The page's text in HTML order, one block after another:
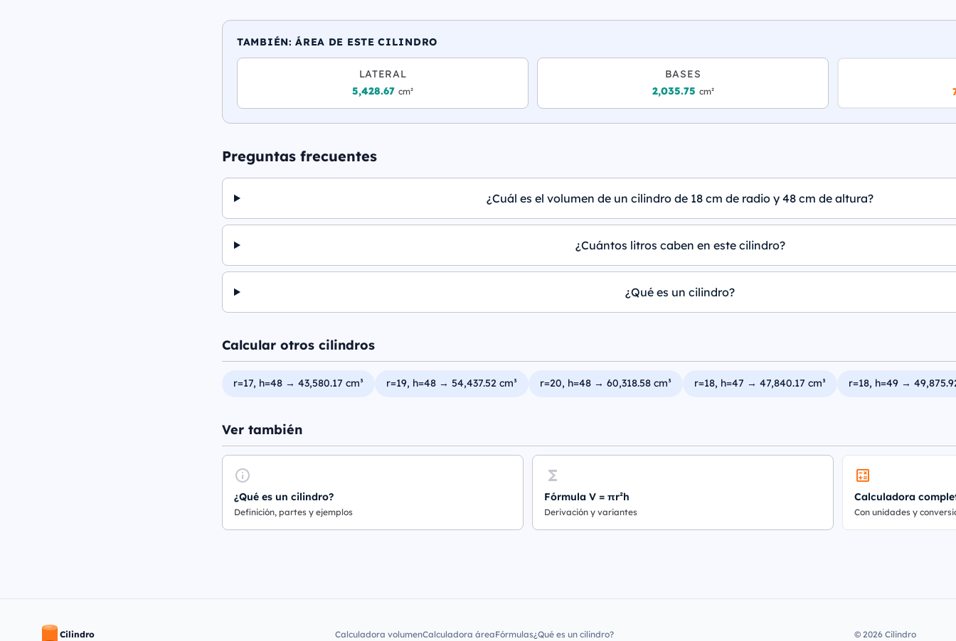
TAMBIÉN: ÁREA DE ESTE CILINDRO
LATERAL
5,428.67 cm²
BASES
2,035.75 cm²
Preguntas frecuentes
¿Cuál es el volumen de un cilindro de 18 cm de radio y 48 cm de altura?
¿Cuántos litros caben en este cilindro?
¿Qué es un cilindro?
Calcular otros cilindros
r=17, h=48 → 43,580.17 cm³ r=19, h=48 → 54,437.52 cm³ r=20, h=48 → 60,318.58 cm³ r=18, h=47 → 47,840.17 cm³ r=18, h=49 →
Ver también
¿Qué es un cilindro?
Definición, partes y ejemplos
Fórmula V = πr²h
Derivación y variantes
Calculadora
Con unidades y
Cilindro Calculadora volumenCalculadora áreaFórmulas¿Qué es un cilindro? © 2026 Cilindro